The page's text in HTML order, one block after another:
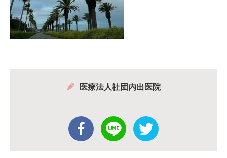
医療法人社団内出医院